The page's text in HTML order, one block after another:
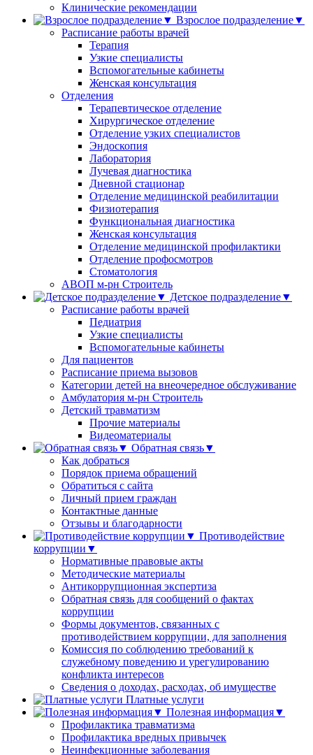
Клинические рекомендации
Взрослое подразделение▼
Расписание работы врачей
Терапия
Узкие специалисты
Вспомогательные кабинеты
Женская консультация
Отделения
Терапевтическое отделение
Хирургическое отделение
Отделение узких специалистов
Эндоскопия
Лаборатория
Лучевая диагностика
Дневной стационар
Отделение медицинской реабилитации
Физиотерапия
Функциональная диагностика
Женская консультация
Отделение медицинской профилактики
Отделение профосмотров
Стоматология
АВОП м-рн Строитель
Детское подразделение▼
Расписание работы врачей
Педиатрия
Узкие специалисты
Вспомогательные кабинеты
Для пациентов
Расписание приема вызовов
Категории детей на внеочередное обслуживание
Амбулатория м-рн Строитель
Детский травматизм
Прочие материалы
Видеоматериалы
Обратная связь▼
Как добраться
Порядок приема обращений
Обратиться с сайта
Личный прием граждан
Контактные данные
Отзывы и благодарности
Противодействие
коррупции▼
Нормативные правовые акты
Методические материалы
Антикоррупционная экспертиза
Обратная связь для сообщений о фактах
коррупции
Формы документов, связанных с
противодействием коррупции, для заполнения
Комиссия по соблюдению требований к
служебному поведению и урегулированию
конфликта интересов
Сведения о доходах, расходах, об имуществе
Платные услуги
Полезная информация▼
Профилактика травматизма
Профилактика вредных привычек
Неинфекционные заболевания